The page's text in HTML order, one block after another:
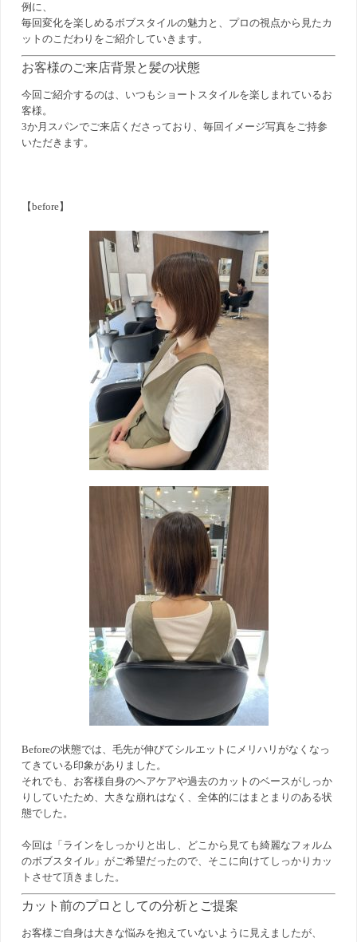
例に、
毎回変化を楽しめるボブスタイルの魅力と、プロの視点から見たカ
ットのこだわりをご紹介していきます。
お客様のご来店背景と髪の状態
今回ご紹介するのは、いつもショートスタイルを楽しまれているお
客様。
3か月スパンでご来店くださっており、毎回イメージ写真をご持参
いただきます。
【before】
Beforeの状態では、毛先が伸びてシルエットにメリハリがなくなっ
てきている印象がありました。
それでも、お客様自身のヘアケアや過去のカットのベースがしっか
りしていたため、大きな崩れはなく、全体的にはまとまりのある状
態でした。
今回は「ラインをしっかりと出し、どこから見ても綺麗なフォルム
のボブスタイル」がご希望だったので、そこに向けてしっかりカッ
トさせて頂きました。
カット前のプロとしての分析とご提案
お客様ご自身は大きな悩みを抱えていないように見えましたが、